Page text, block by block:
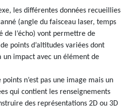
les différentes données recueillies
(angle du faisceau laser, temps
de l’écho) vont permettre de
points d’altitudes variées dont
un impact avec un élément de
n’est pas une image mais un
qui contient les renseignements
des représentations 2D ou 3D